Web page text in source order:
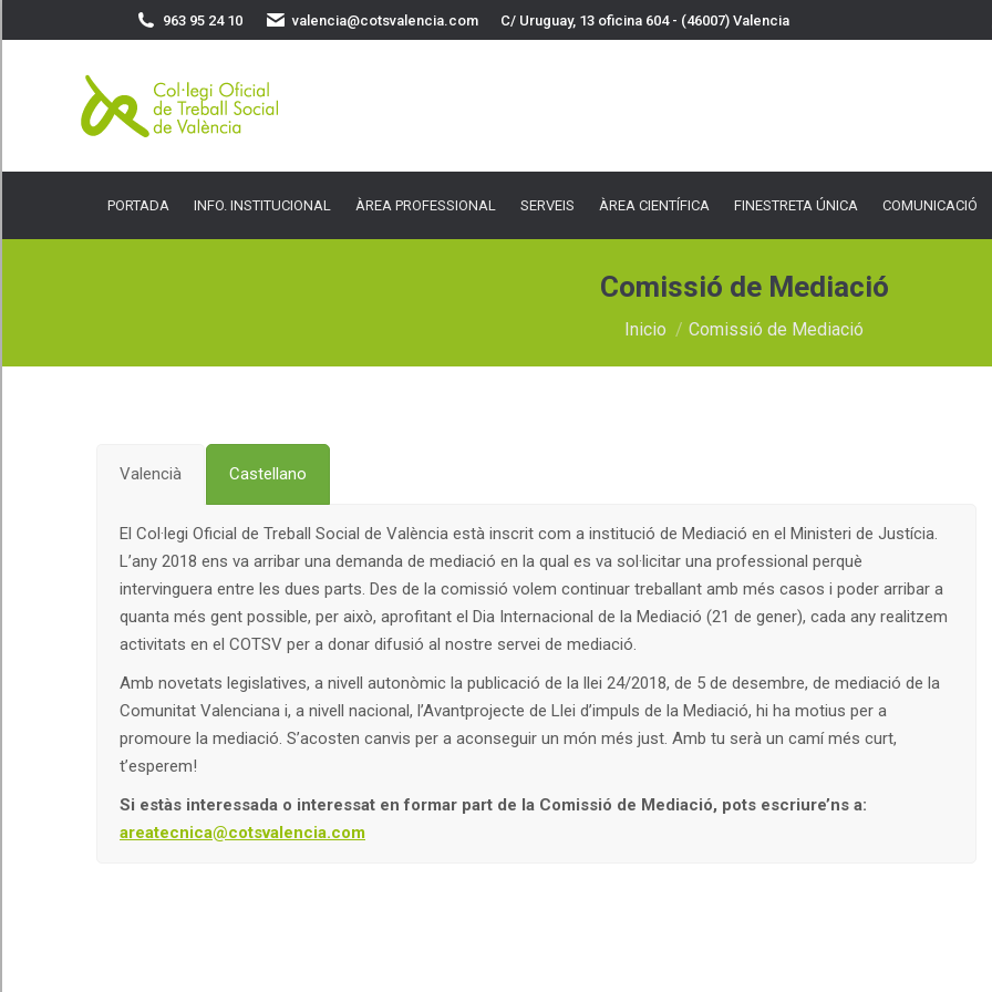
963 95 24 10 valencia@cotsvalencia.com C/ Uruguay, 13 oficina 604 - (46007) Valencia
PORTADA INFO. INSTITUCIONAL ÀREA PROFESSIONAL SERVEIS ÀREA CIENTÍFICA FINESTRETA ÚNICA COMUNICACIÓ
Comissió de Mediació
Estás aquí:
Inicio Comissió de Mediació
Valencià Castellano
El Col·legi Oficial de Treball Social de València està inscrit com a institució de Mediació en el Ministeri de Justícia.
L’any 2018 ens va arribar una demanda de mediació en la qual es va sol·licitar una professional perquè
intervinguera entre les dues parts. Des de la comissió volem continuar treballant amb més casos i poder arribar a
quanta més gent possible, per això, aprofitant el Dia Internacional de la Mediació (21 de gener), cada any realitzem
activitats en el COTSV per a donar difusió al nostre servei de mediació.
Amb novetats legislatives, a nivell autonòmic la publicació de la llei 24/2018, de 5 de desembre, de mediació de la
Comunitat Valenciana i, a nivell nacional, l’Avantprojecte de Llei d’impuls de la Mediació, hi ha motius per a
promoure la mediació. S’acosten canvis per a aconseguir un món més just. Amb tu serà un camí més curt,
t’esperem!
Si estàs interessada o interessat en formar part de la Comissió de Mediació, pots escriure’ns a:
areatecnica@cotsvalencia.com
ÀREA PROFESSIONAL ÀREA CIENTÍFICA FINESTRETA ÚNICA